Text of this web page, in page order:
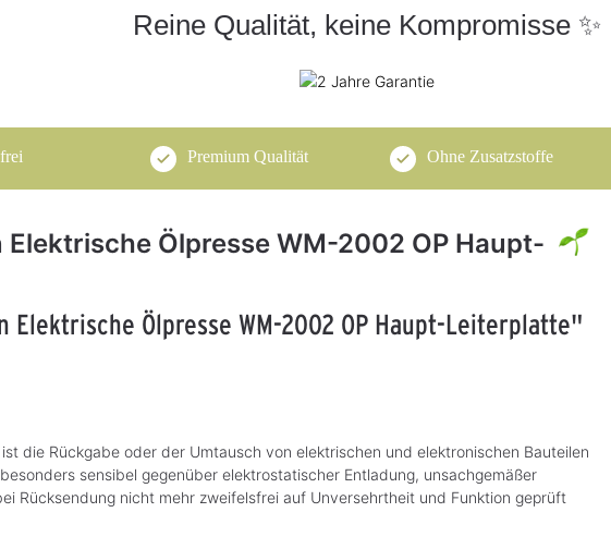
Reine Qualität, keine Kompromisse ✨
Premium Qualität Ohne Zusatzstoffe
Ölpresse WM-2002 OP Haupt-
Ölpresse WM-2002 OP Haupt-Leiterplatte"
die Rückgabe oder der Umtausch von elektrischen und elektronischen Bauteilen
sensibel gegenüber elektrostatischer Entladung, unsachgemäßer
Rücksendung nicht mehr zweifelsfrei auf Unversehrtheit und Funktion geprüft